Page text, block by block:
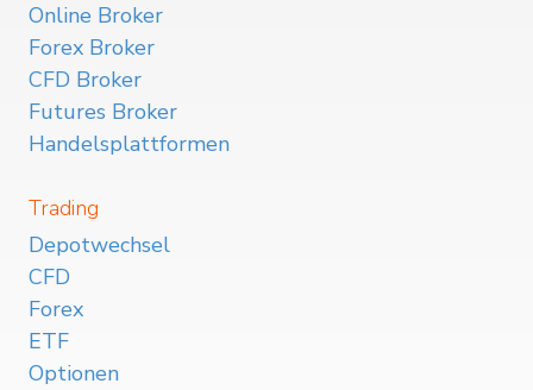
Online Broker
Forex Broker
CFD Broker
Futures Broker
Handelsplattformen
Trading
Depotwechsel
CFD
Forex
ETF
Optionen